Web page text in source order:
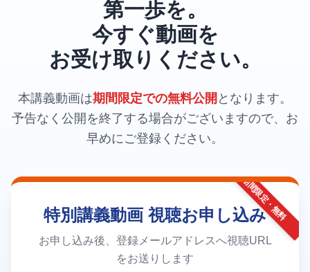
第一歩を。
今すぐ動画を
お受け取りください。
本講義動画は期間限定での無料公開 となります。
予告なく公開を終了する場合がございますので、お
早めにご登録ください。
期間限定・無料
特別講義動画 視聴お申し込み
お申し込み後、登録メールアドレスへ視聴URL
をお送りします